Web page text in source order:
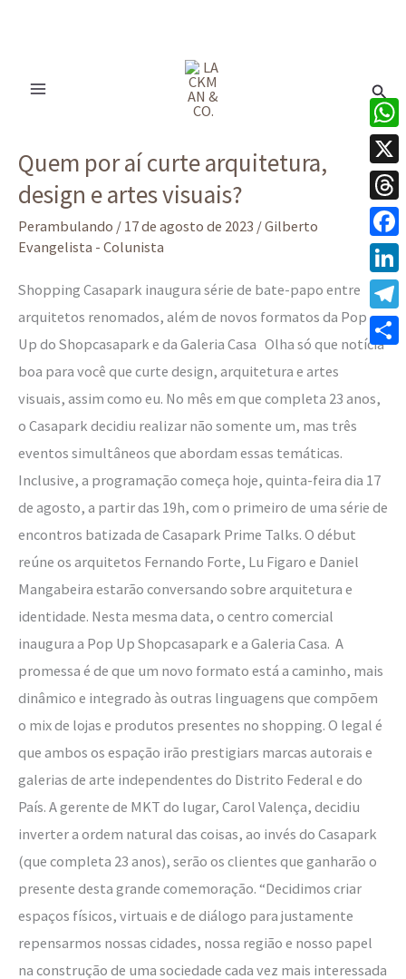
Quem por aí curte arquitetura,
design e artes visuais?
Perambulando / 17 de agosto de 2023 /Gilberto
Evangelista - Colunista
Shopping Casapark inaugura série de bate-papo entre
arquitetos renomados, além de novos formatos da Pop
Up do Shopcasapark e da Galeria Casa Olha só que notícia
boa para você que curte design, arquitetura e artes
visuais, assim como eu. No mês em que completa 23 anos,
o Casapark decidiu realizar não somente um, mas três
eventos simultâneos que abordam essas temáticas.
Inclusive, a programação começa hoje, quinta-feira dia 17
de agosto, a partir das 19h, com o primeiro de uma série de
encontros batizada de Casapark Prime Talks. O début
reúne os arquitetos Fernando Forte, Lu Figaro e Daniel
Mangabeira estarão conversando sobre arquitetura e
identidade. Nesta mesma data, o centro comercial
inaugura a Pop Up Shopcasapark e a Galeria Casa. A
promessa é de que um novo formato está a caminho, mais
dinâmico e integrado às outras linguagens que compõem
o mix de lojas e produtos presentes no shopping. O legal é
que ambos os espação irão prestigiars marcas autorais e
galerias de arte independentes do Distrito Federal e do
País. A gerente de MKT do lugar, Carol Valença, decidiu
inverter a ordem natural das coisas, ao invés do Casapark
(que completa 23 anos), serão os clientes que ganharão o
presente desta grande comemoração. “Decidimos criar
espaços físicos, virtuais e de diálogo para justamente
repensarmos nossas cidades, nossa região e nosso papel
na construção de uma sociedade cada vez mais interessada
por
aí
curte
arquitetura,
e
artes
visuais?
X